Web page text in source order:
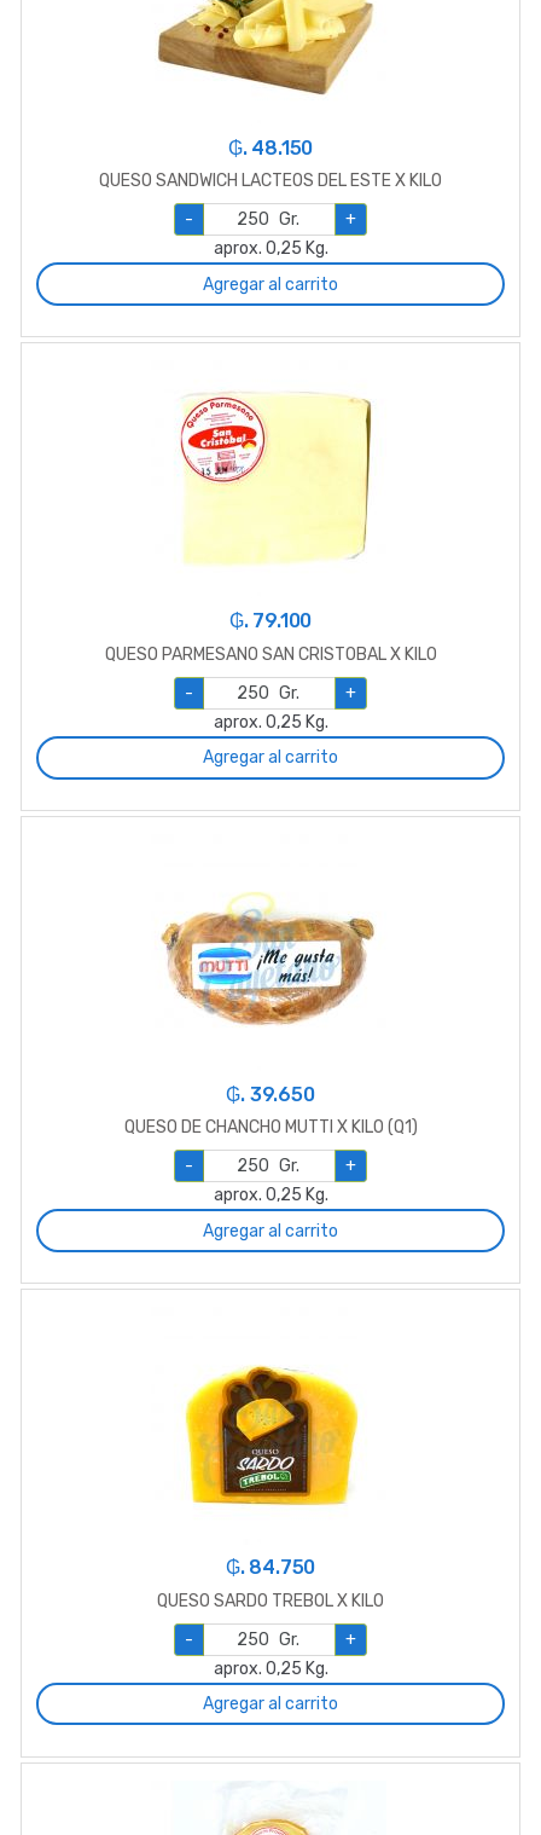
₲. 48.150
QUESO SANDWICH LACTEOS DEL ESTE X KILO
-
Gr.
+
aprox. 0,25 Kg.
Agregar al carrito
₲. 79.100
QUESO PARMESANO SAN CRISTOBAL X KILO
-
Gr.
+
aprox. 0,25 Kg.
Agregar al carrito
₲. 39.650
QUESO DE CHANCHO MUTTI X KILO (Q1)
-
Gr.
+
aprox. 0,25 Kg.
Agregar al carrito
₲. 84.750
QUESO SARDO TREBOL X KILO
-
Gr.
+
aprox. 0,25 Kg.
Agregar al carrito